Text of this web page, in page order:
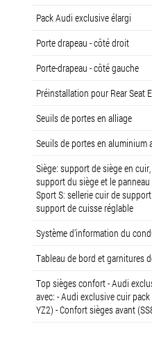
Pack Audi exclusive élargi
Porte drapeau - côté droit
Porte-drapeau - côté gauche
Préinstallation pour Rear Seat
Seuils de portes en alliage
Seuils de portes en aluminium
Siège: support de siège en
support du siège et le
Sport S: sellerie cuir de
support de cuisse réglable
Système d’information du
Tableau de bord et garnitures
Top sièges confort - Audi
avec: - Audi exclusive cuir
YZ2) - Confort sièges avant